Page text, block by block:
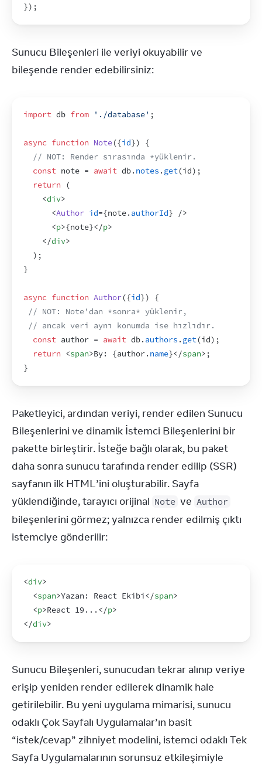
}) ;
Sunucu Bileşenleri ile veriyi okuyabilir ve
bileşende render edebilirsiniz:
import db from './database' ;
async function Note({id})
{
// NOT: Render sırasında *yüklenir.
const note = await db. notes . get(id) ;
return
(
<div>
<Author id={note. authorId}
/>
<p>{note}</p>
</div>
) ;
}
async function Author({id})
{
// NOT: Note'dan *sonra* yüklenir,
// ancak veri aynı konumda ise hızlıdır.
const author = await db. authors . get(id) ;
return <span>By: {author. name}</span> ;
}
Paketleyici, ardından veriyi, render edilen Sunucu
Bileşenlerini ve dinamik İstemci Bileşenlerini bir
pakette birleştirir. İsteğe bağlı olarak, bu paket
daha sonra sunucu tarafında render edilip (SSR)
sayfanın ilk HTML’ini oluşturabilir. Sayfa
yüklendiğinde, tarayıcı orijinal Note ve Author
bileşenlerini görmez; yalnızca render edilmiş çıktı
istemciye gönderilir:
<div>
<span>Yazan: React Ekibi</span>
<p>React 19... </p>
</div>
Sunucu Bileşenleri, sunucudan tekrar alınıp veriye
erişip yeniden render edilerek dinamik hale
getirilebilir. Bu yeni uygulama mimarisi, sunucu
odaklı Çok Sayfalı Uygulamalar’ın basit
“istek/cevap” zihniyet modelini, istemci odaklı Tek
Sayfa Uygulamalarının sorunsuz etkileşimiyle